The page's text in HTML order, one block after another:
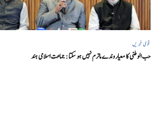
قومی خبریں
حب الوطنی کا معیار وندے ماترم نہیں ہو سکتا : جماعت اسلامی ہند